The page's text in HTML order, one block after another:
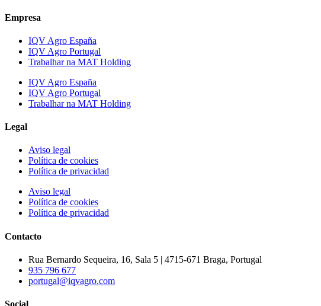
Empresa
IQV Agro España
IQV Agro Portugal
Trabalhar na MAT Holding
IQV Agro España
IQV Agro Portugal
Trabalhar na MAT Holding
Legal
Aviso legal
Política de cookies
Política de privacidad
Aviso legal
Política de cookies
Política de privacidad
Contacto
Rua Bernardo Sequeira, 16, Sala 5 | 4715-671 Braga, Portugal
935 796 677
portugal@iqvagro.com